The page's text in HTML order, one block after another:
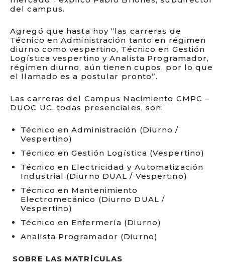
del campus.
Agregó que hasta hoy “las carreras de
Técnico en Administración tanto en régimen
diurno como vespertino, Técnico en Gestión
Logística vespertino y Analista Programador,
régimen diurno, aún tienen cupos, por lo que
el llamado es a postular pronto”.
Las carreras del Campus Nacimiento CMPC –
DUOC UC, todas presenciales, son:
Técnico en Administración (Diurno /
Vespertino)
Técnico en Gestión Logística (Vespertino)
Técnico en Electricidad y Automatización
Industrial (Diurno DUAL / Vespertino)
Técnico en Mantenimiento
Electromecánico (Diurno DUAL /
Vespertino)
Técnico en Enfermería (Diurno)
Analista Programador (Diurno)
SOBRE LAS MATRÍCULAS